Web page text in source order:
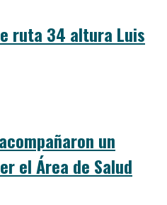
ruta 34 altura Luis
un
el Área de Salud